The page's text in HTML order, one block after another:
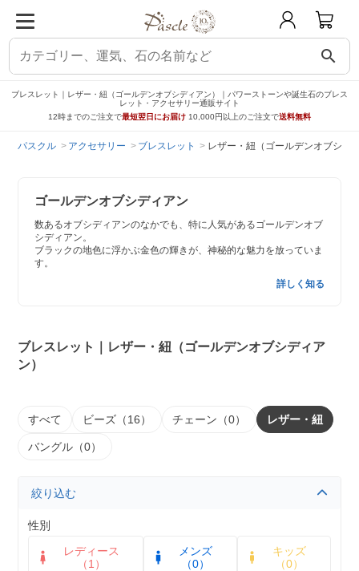
search
ブレスレット｜レザー・紐（ゴールデンオブシディアン）｜パワーストーンや誕生石のブレス
レット・アクセサリー通販サイト
12時までのご注文で最短翌日にお届け 10,000円以上のご注文で送料無料
パスクル アクセサリー ブレスレット レザー・紐（ゴールデンオブシデ
ゴールデンオブシディアン
数あるオブシディアンのなかでも、特に人気があるゴールデンオブ
シディアン。
ブラックの地色に浮かぶ金色の輝きが、神秘的な魅力を放っていま
す。
詳しく知る
ブレスレット｜レザー・紐（ゴールデンオブシディア
ン）
すべて ビーズ（16） チェーン（0） レザー・紐
バングル（0）
絞り込む
性別
レディース
（1）
メンズ
（0）
キッズ
（0）